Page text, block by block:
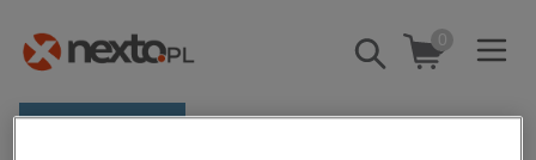
Pokaż/schowaj
wyszukiwarkę
0